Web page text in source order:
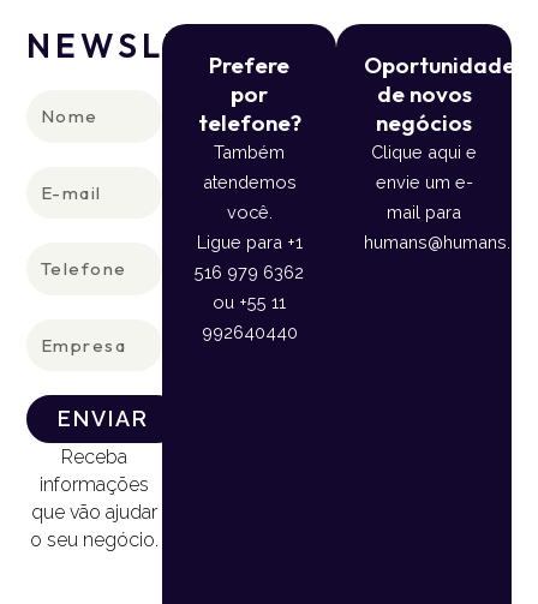
NEWSLETTER
ENVIAR
Receba
informações
que vão ajudar
o seu negócio.
Prefere
por
telefone?
Também
atendemos
você.
Ligue para +1
516 979 6362
ou +55 11
992640440
Oportunidade
de novos
negócios
Clique aqui e
envie um e-
mail para